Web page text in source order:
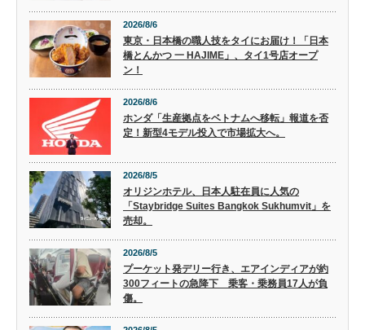
2026/8/6
東京・日本橋の職人技をタイにお届け！「日本
橋とんかつ 一 HAJIME」、タイ1号店オープ
ン！
2026/8/6
ホンダ「生産拠点をベトナムへ移転」報道を否
定！新型4モデル投入で市場拡大へ。
2026/8/5
オリジンホテル、日本人駐在員に人気の
「Staybridge Suites Bangkok Sukhumvit」を
売却。
2026/8/5
プーケット発デリー行き、エアインディアが約
300フィートの急降下 乗客・乗務員17人が負
傷。